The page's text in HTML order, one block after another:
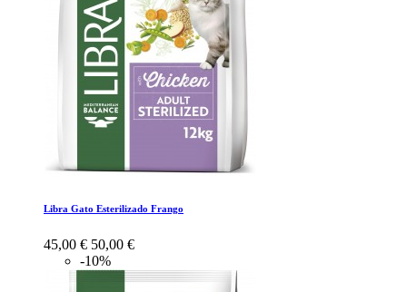
Libra Gato Esterilizado Frango
45,00 € 50,00 €
-10%